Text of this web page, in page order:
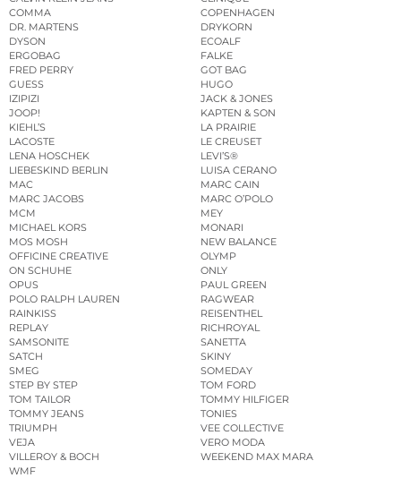
COMMA
COPENHAGEN
DR. MARTENS
DRYKORN
DYSON
ECOALF
ERGOBAG
FALKE
FRED PERRY
GOT BAG
GUESS
HUGO
IZIPIZI
JACK & JONES
JOOP!
KAPTEN & SON
KIEHL’S
LA PRAIRIE
LACOSTE
LE CREUSET
LENA HOSCHEK
LEVI’S®
LIEBESKIND BERLIN
LUISA CERANO
MAC
MARC CAIN
MARC JACOBS
MARC O’POLO
MCM
MEY
MICHAEL KORS
MONARI
MOS MOSH
NEW BALANCE
OFFICINE CREATIVE
OLYMP
ON SCHUHE
ONLY
OPUS
PAUL GREEN
POLO RALPH LAUREN
RAGWEAR
RAINKISS
REISENTHEL
REPLAY
RICHROYAL
SAMSONITE
SANETTA
SATCH
SKINY
SMEG
SOMEDAY
STEP BY STEP
TOM FORD
TOM TAILOR
TOMMY HILFIGER
TOMMY JEANS
TONIES
TRIUMPH
VEE COLLECTIVE
VEJA
VERO MODA
VILLEROY & BOCH
WEEKEND MAX MARA
WMF